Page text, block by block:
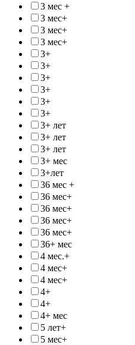
3 мес +
3 мес+
3 мес+
3 мес+
3+
3+
3+
3+
3+
3+
3+ лет
3+ лет
3+ лет
3+ мес
3+лет
36 мес +
36 мес+
36 мес+
36 мес+
36 мес+
36+ мес
4 мес.+
4 мес+
4 мес+
4+
4+
4+ мес
5 лет+
5 мес+